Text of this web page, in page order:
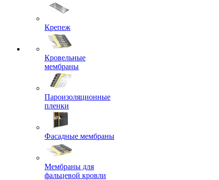
Крепеж
Кровельные
мембраны
Пароизоляционные
пленки
Фасадные мембраны
Мембраны для
фальцевой кровли